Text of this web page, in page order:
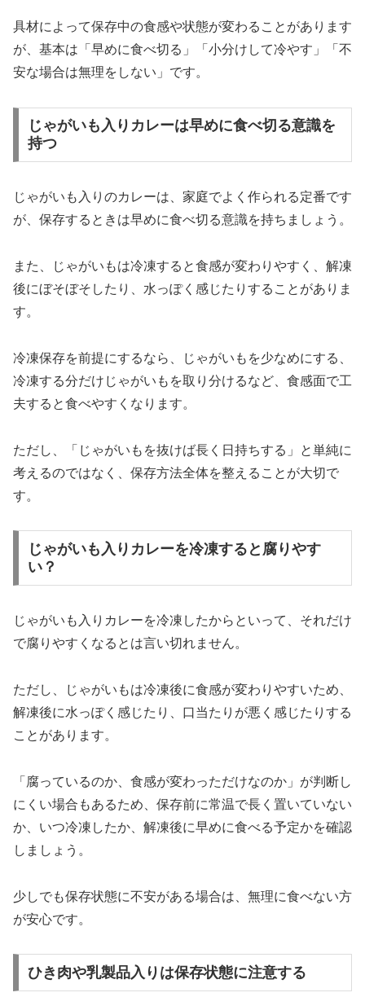
具材によって保存中の食感や状態が変わることがあります
が、基本は「早めに食べ切る」「小分けして冷やす」「不
安な場合は無理をしない」です。
じゃがいも入りカレーは早めに食べ切る意識を
持つ
じゃがいも入りのカレーは、家庭でよく作られる定番です
が、保存するときは早めに食べ切る意識を持ちましょう。
また、じゃがいもは冷凍すると食感が変わりやすく、解凍
後にぼそぼそしたり、水っぽく感じたりすることがありま
す。
冷凍保存を前提にするなら、じゃがいもを少なめにする、
冷凍する分だけじゃがいもを取り分けるなど、食感面で工
夫すると食べやすくなります。
ただし、「じゃがいもを抜けば長く日持ちする」と単純に
考えるのではなく、保存方法全体を整えることが大切で
す。
じゃがいも入りカレーを冷凍すると腐りやす
い？
じゃがいも入りカレーを冷凍したからといって、それだけ
で腐りやすくなるとは言い切れません。
ただし、じゃがいもは冷凍後に食感が変わりやすいため、
解凍後に水っぽく感じたり、口当たりが悪く感じたりする
ことがあります。
「腐っているのか、食感が変わっただけなのか」が判断し
にくい場合もあるため、保存前に常温で長く置いていない
か、いつ冷凍したか、解凍後に早めに食べる予定かを確認
しましょう。
少しでも保存状態に不安がある場合は、無理に食べない方
が安心です。
ひき肉や乳製品入りは保存状態に注意する